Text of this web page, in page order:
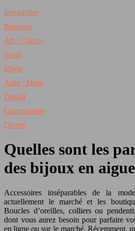
Immobilier
Business
Art / Culture
Santé
Mode
Auto / Moto
Digital
Gastronomie
Divers
Quelles sont les
des bijoux en
Accessoires inséparables de la
actuellement le marché et les
Boucles d’oreilles, colliers ou
dont vous aurez besoin pour parfaire
en ligne ou sur le marché. Récemment,